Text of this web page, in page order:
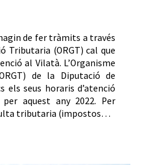
de fer tràmits a través
Tributaria (ORGT) cal que
al Vilatà. L’Organisme
de la Diputació de
els seus horaris d’atenció
aquest any 2022. Per
tributaria (impostos…